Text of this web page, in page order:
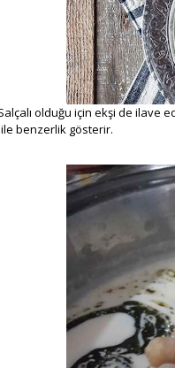
olduğu için ekşi de
benzerlik gösterir.